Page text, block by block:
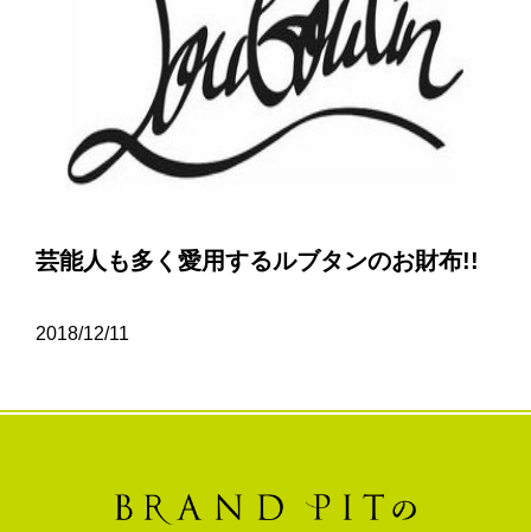
芸能人も多く愛用するルブタンのお財布!!
2018/12/11